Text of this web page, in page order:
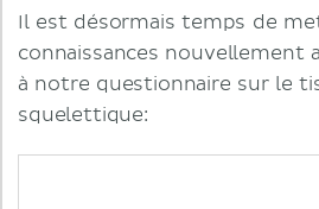
Il est désormais temps de
connaissances nouvellement
à notre questionnaire sur le
squelettique: